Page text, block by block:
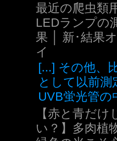
最近の爬虫類
LEDランプの
果 │ 新･結果
イ
[...] その他、
として以前測
UVB蛍光管の
【赤と青だけ
い？】多肉植